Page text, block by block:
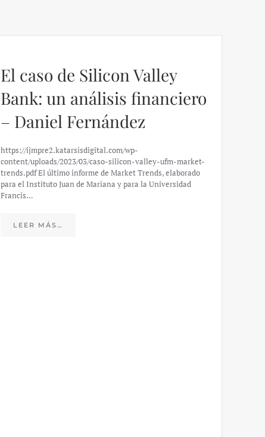
El caso de Silicon Valley
Bank: un análisis financiero
– Daniel Fernández
https://ijmpre2.katarsisdigital.com/wp-
content/uploads/2023/03/caso-silicon-valley-ufm-market-
trends.pdf El último informe de Market Trends, elaborado
para el Instituto Juan de Mariana y para la Universidad
Francis…
LEER MÁS…